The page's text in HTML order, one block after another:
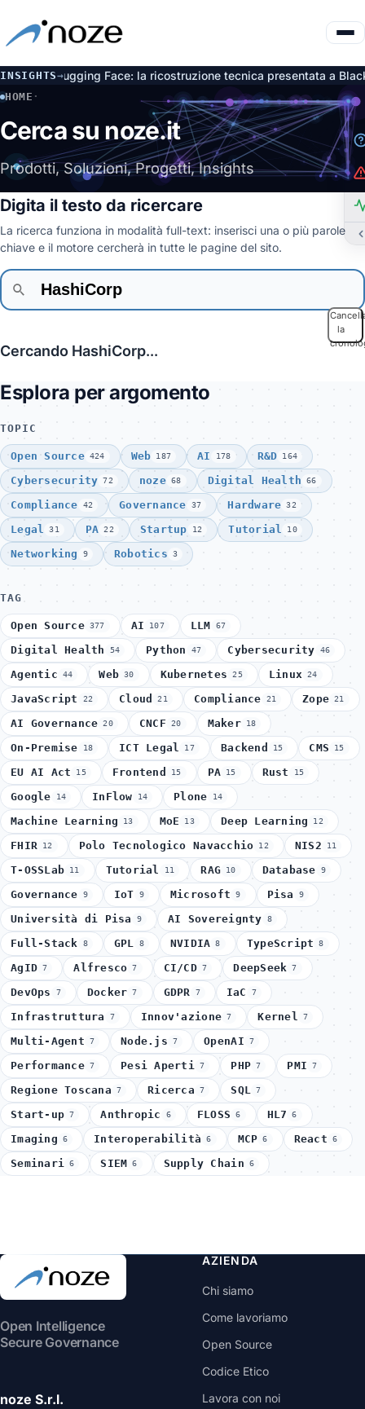
INSIGHTS→
e Hugging Face: la ricostruzione tecnica presentata a Black
HOME ·
CERCA
Cerca su noze.it
Prodotti, Soluzioni, Progetti, Insights
Digita il testo da ricercare
La ricerca funziona in modalità full-text: inserisci una o più parole
chiave e il motore cercherà in tutte le pagine del sito.
la
Cercando HashiCorp...
Esplora per argomento
TOPIC
Open Source 424 Web 187 AI 178 R&D 164
Cybersecurity 72 noze 68 Digital Health 66
Compliance 42 Governance 37 Hardware 32
Legal 31 PA 22 Startup 12 Tutorial 10
Networking 9 Robotics 3
TAG
Open Source 377 AI 107 LLM 67
Digital Health 54 Python 47 Cybersecurity 46
Agentic 44 Web 30 Kubernetes 25 Linux 24
JavaScript 22 Cloud 21 Compliance 21 Zope 21
AI Governance 20 CNCF 20 Maker 18
On-Premise 18 ICT Legal 17 Backend 15 CMS 15
EU AI Act 15 Frontend 15 PA 15 Rust 15
Google 14 InFlow 14 Plone 14
Machine Learning 13 MoE 13 Deep Learning 12
FHIR 12 Polo Tecnologico Navacchio 12 NIS2 11
T-OSSLab 11 Tutorial 11 RAG 10 Database 9
Governance 9 IoT 9 Microsoft 9 Pisa 9
Università di Pisa 9 AI Sovereignty 8
Full-Stack 8 GPL 8 NVIDIA 8 TypeScript 8
AgID 7 Alfresco 7 CI/CD 7 DeepSeek 7
DevOps 7 Docker 7 GDPR 7 IaC 7
Infrastruttura 7 Innov'azione 7 Kernel 7
Multi-Agent 7 Node.js 7 OpenAI 7
Performance 7 Pesi Aperti 7 PHP 7 PMI 7
Regione Toscana 7 Ricerca 7 SQL 7
Start-up 7 Anthropic 6 FLOSS 6 HL7 6
Imaging 6 Interoperabilità 6 MCP 6 React 6
Seminari 6 SIEM 6 Supply Chain 6
Open Intelligence
Secure Governance
noze S.r.l.
AZIENDA
Chi siamo
Come lavoriamo
Open Source
Codice Etico
Lavora con noi